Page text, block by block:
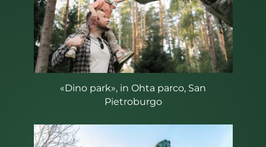
«Dino park», in Ohta parco, San
Pietroburgo